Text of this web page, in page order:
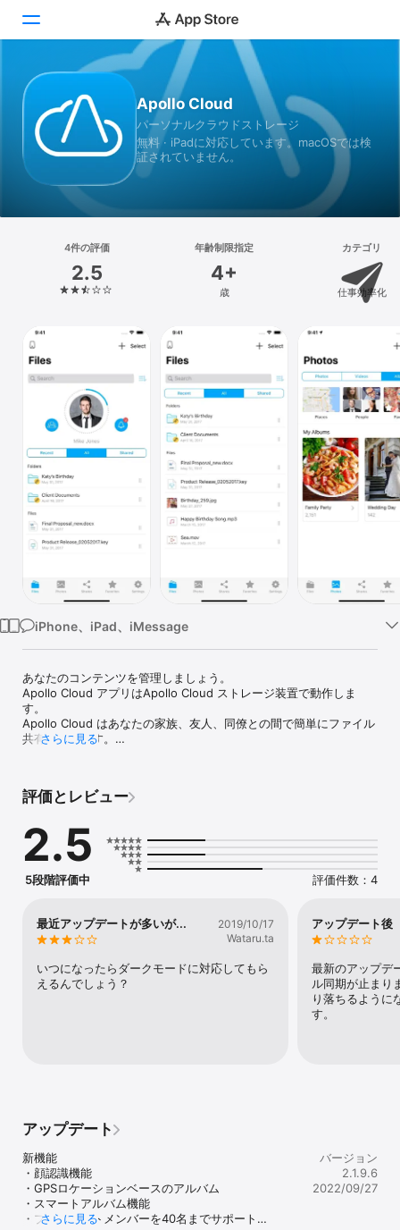
ゲーム
Arcade
検索
プラットフォーム
iPhone
Mac
Vision
Apollo Cloud
パーソナルクラウドストレージ
無料 · iPadに対応しています。macOSでは検
証されていません。
4件の評価
2.5
年齢制限指定
4+
歳
カテゴリ
仕事効率化
iPhone、iPad、iMessage
あなたのコンテンツを管理しましょう。
Apollo Cloud アプリはApollo Cloud ストレージ装置で動作しま
す。
Apollo Cloud はあなたの家族、友人、同僚との間で簡単にファイル
共有ができます。
あなたのコンテンツのコントロールを取り戻しましょう。利用料金
支払っている場合は、もうそれ以上に見ないでください。
Apollo Cloud は、家族や友人または同僚との間でファイルの共有を
簡単にします。最大40名のプライベートなメンバー間または、パス
ワードあり、なしの公開リンクで共有しましょう。
Apolloはコンテンツを共有するだけでなく、複数のデバイスや複数
セットアップが簡単で使いやすいアプリケーションには、Apollo
CloudとApollo Cloud 2 Duoにしかない多くの新機能があります。
Apollo Cloud 2.0 Appの新しいデザインは、すでに人気の高い
Apollo Cloudに多くの新機能をもたらします。
新しいデザインは、新しいApollo Cloud 2 Duoの処理能力を活用す
さらに見る
評価とレビュー
2.5
5段階評価中 評価件数：4
最近アップデートが多いが...
2019/10/17
Wataru.ta
いつになったらダークモードに対応してもら
えるんでしょう？
アップデート後
最新のアップデ
ル同期が止まり
り落ちるように
す。
アップデート
新機能
・顔認識機能
・GPSロケーションベースのアルバム
・スマートアルバム機能
・プライベートメンバーを40名までサポート
さらに見る
バージョン
2.1.9.6
2022/09/27